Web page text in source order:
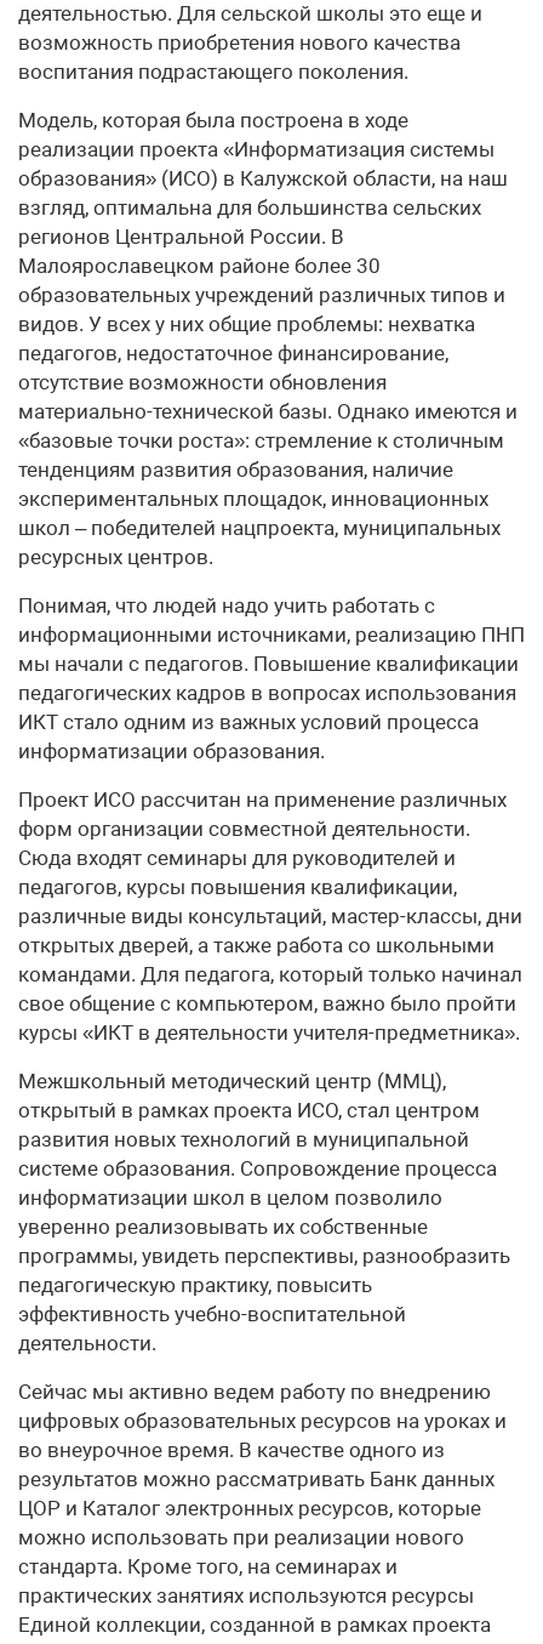
деятельностью. Для сельской школы это еще и
возможность приобретения нового качества
воспитания подрастающего поколения.
Модель, которая была построена в ходе
реализации проекта «Информатизация системы
образования» (ИСО) в Калужской области, на наш
взгляд, оптимальна для большинства сельских
регионов Центральной России. В
Малоярославецком районе более 30
образовательных учреждений различных типов и
видов. У всех у них общие проблемы: нехватка
педагогов, недостаточное финансирование,
отсутствие возможности обновления
материально-технической базы. Однако имеются и
«базовые точки роста»: стремление к столичным
тенденциям развития образования, наличие
экспериментальных площадок, инновационных
школ – победителей нацпроекта, муниципальных
ресурсных центров.
Понимая, что людей надо учить работать с
информационными источниками, реализацию ПНП
мы начали с педагогов. Повышение квалификации
педагогических кадров в вопросах использования
ИКТ стало одним из важных условий процесса
информатизации образования.
Проект ИСО рассчитан на применение различных
форм организации совместной деятельности.
Сюда входят семинары для руководителей и
педагогов, курсы повышения квалификации,
различные виды консультаций, мастер-классы, дни
открытых дверей, а также работа со школьными
командами. Для педагога, который только начинал
свое общение с компьютером, важно было пройти
курсы «ИКТ в деятельности учителя-предметника».
Межшкольный методический центр (ММЦ),
открытый в рамках проекта ИСО, стал центром
развития новых технологий в муниципальной
системе образования. Сопровождение процесса
информатизации школ в целом позволило
уверенно реализовывать их собственные
программы, увидеть перспективы, разнообразить
педагогическую практику, повысить
эффективность учебно-воспитательной
деятельности.
Сейчас мы активно ведем работу по внедрению
цифровых образовательных ресурсов на уроках и
во внеурочное время. В качестве одного из
результатов можно рассматривать Банк данных
ЦОР и Каталог электронных ресурсов, которые
можно использовать при реализации нового
стандарта. Кроме того, на семинарах и
практических занятиях используются ресурсы
Единой коллекции, созданной в рамках проекта